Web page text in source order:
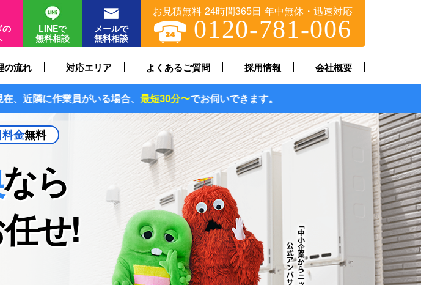
の
LINEで
無料相談
メールで
無料相談
お見積無料 24時間365日 年中無休・迅速対応
0120-781-006
の流れ 対応エリア よくあるご質問 採用情報 会社概要
いる場合、最短30分〜でお伺いできます。
金無料
なら
せ!